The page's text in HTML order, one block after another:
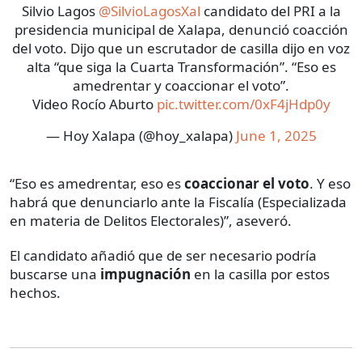
Silvio Lagos @SilvioLagosXal candidato del PRI a la
presidencia municipal de Xalapa, denunció coacción
del voto. Dijo que un escrutador de casilla dijo en voz
alta “que siga la Cuarta Transformación”. “Eso es
amedrentar y coaccionar el voto”.
Video Rocío Aburto pic.twitter.com/0xF4jHdp0y
— Hoy Xalapa (@hoy_xalapa) June 1, 2025
“Eso es amedrentar, eso escoaccionar el voto. Y eso
habrá que denunciarlo ante la Fiscalía (Especializada
en materia de Delitos Electorales)”, aseveró.
El candidato añadió que de ser necesario podría
buscarse una impugnación en la casilla por estos
hechos.